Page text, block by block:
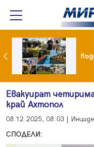
Ето го новият на Мартина от "Ергенът"
Евакуират
край Ахтопол
08.12.2025, 08:03 |
СПОДЕЛИ: